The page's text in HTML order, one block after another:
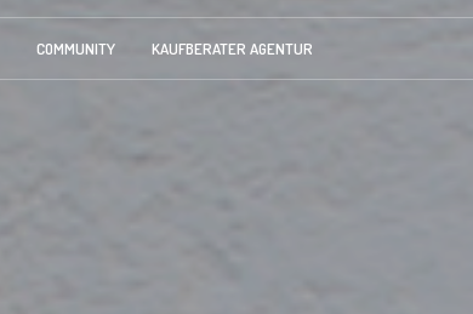
COMMUNITY KAUFBERATER AGENTUR